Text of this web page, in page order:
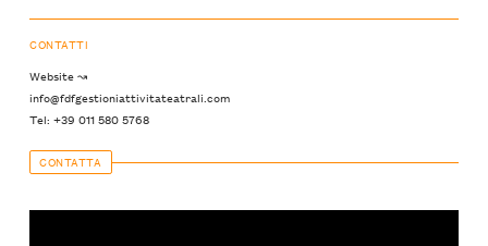
CONTATTI
Website ↝
info@fdfgestioniattivitateatrali.com
Tel: +39 011 580 5768
CONTATTA